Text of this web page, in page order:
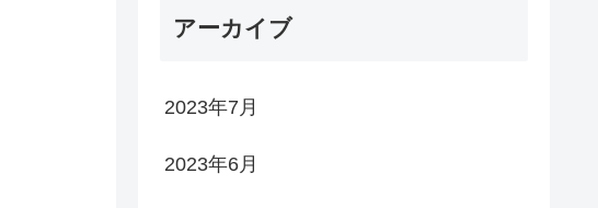
アーカイブ
2023年7月
2023年6月